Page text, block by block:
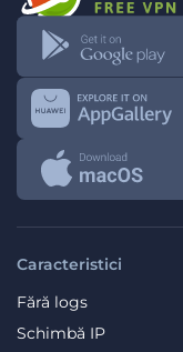
Caracteristici
Fără logs
Schimbă IP